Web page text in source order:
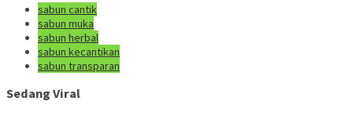
sabun cantik
sabun muka
sabun herbal
sabun kecantikan
sabun transparan
Sedang Viral